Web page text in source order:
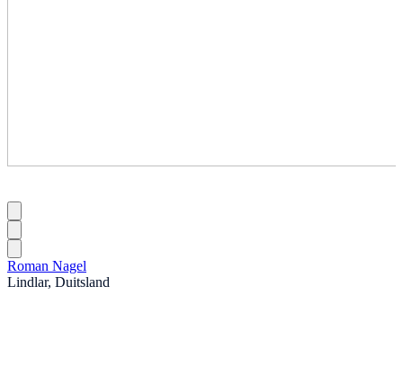
Roman Nagel
Lindlar, Duitsland